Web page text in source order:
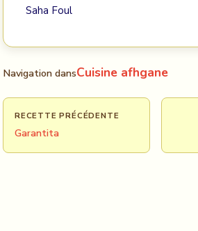
Saha Foul
Navigation dansCuisine afhgane
RECETTE PRÉCÉDENTE
Garantita